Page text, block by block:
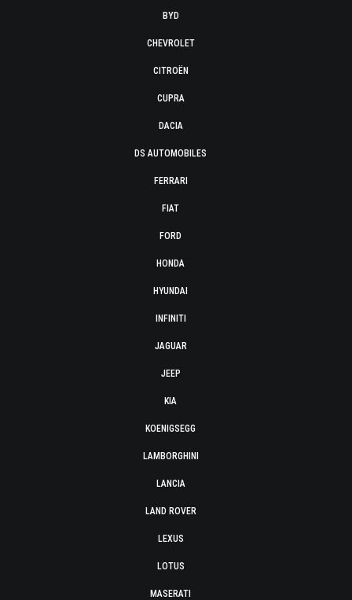
BYD
CHEVROLET
CITROËN
CUPRA
DACIA
DS AUTOMOBILES
FERRARI
FIAT
FORD
HONDA
HYUNDAI
INFINITI
JAGUAR
JEEP
KIA
KOENIGSEGG
LAMBORGHINI
LANCIA
LAND ROVER
LEXUS
LOTUS
MASERATI